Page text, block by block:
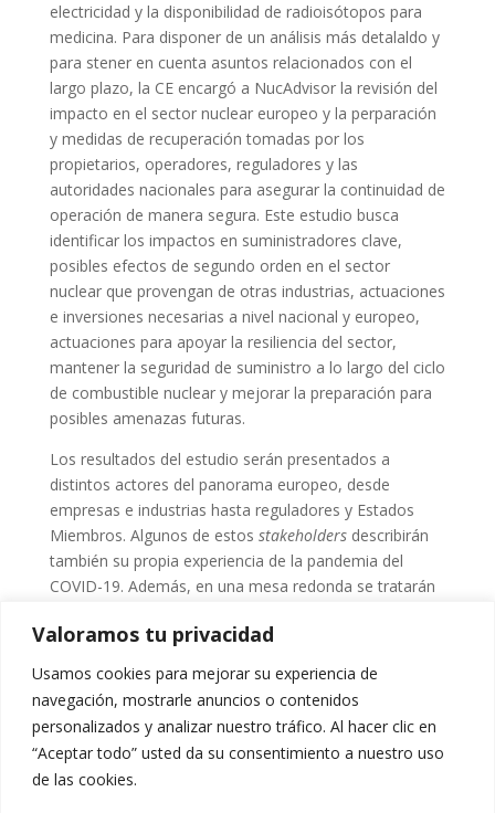
Valoramos tu privacidad
Usamos cookies para mejorar su experiencia de
navegación, mostrarle anuncios o contenidos
personalizados y analizar nuestro tráfico. Al hacer clic en
“Aceptar todo” usted da su consentimiento a nuestro uso
de las cookies.
electricidad y la disponibilidad de radioisótopos para
medicina. Para disponer de un análisis más detalaldo y
para stener en cuenta asuntos relacionados con el
largo plazo, la CE encargó a NucAdvisor la revisión del
impacto en el sector nuclear europeo y la perparación
y medidas de recuperación tomadas por los
propietarios, operadores, reguladores y las
autoridades nacionales para asegurar la continuidad de
operación de manera segura. Este estudio busca
identificar los impactos en suministradores clave,
posibles efectos de segundo orden en el sector
nuclear que provengan de otras industrias, actuaciones
e inversiones necesarias a nivel nacional y europeo,
actuaciones para apoyar la resiliencia del sector,
mantener la seguridad de suministro a lo largo del ciclo
de combustible nuclear y mejorar la preparación para
posibles amenazas futuras.
Los resultados del estudio serán presentados a
distintos actores del panorama europeo, desde
empresas e industrias hasta reguladores y Estados
Miembros. Algunos de estos stakeholdersdescribirán
también su propia experiencia de la pandemia del
COVID-19. Además, en una mesa redonda se tratarán
ante futuras pandemias.
Aquellos que estén interesados disponen de la
del evento. Si desean asistir, deberán registrarse a
través de la dirección de correo
seminar@nucadvisor.com.